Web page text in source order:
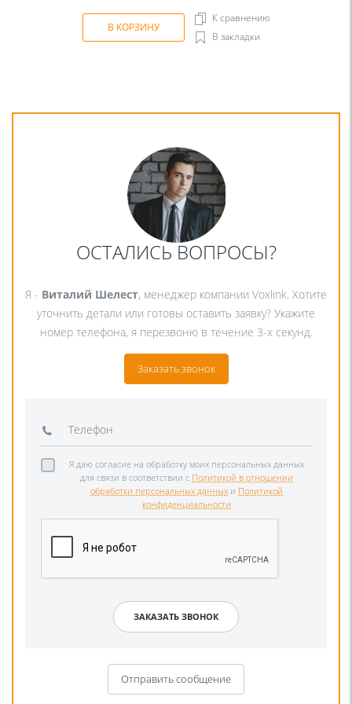
В КОРЗИНУ
К сравнению
В закладки
ОСТАЛИСЬ ВОПРОСЫ?
Я - Виталий Шелест, менеджер компании Voxlink. Хотите
уточнить детали или готовы оставить заявку? Укажите
номер телефона, я перезвоню в течение 3-х секунд.
Заказать звонок
Я даю согласие на обработку моих персональных данных
для связи в соответствии с Политикой в отношении
обработки персональных данных и Политикой
конфиденциальности
Отправить сообщение